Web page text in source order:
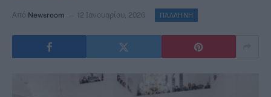
Από Newsroom 12 Ιανουαρίου, 2026 ΠΑΛΛΗΝΗ